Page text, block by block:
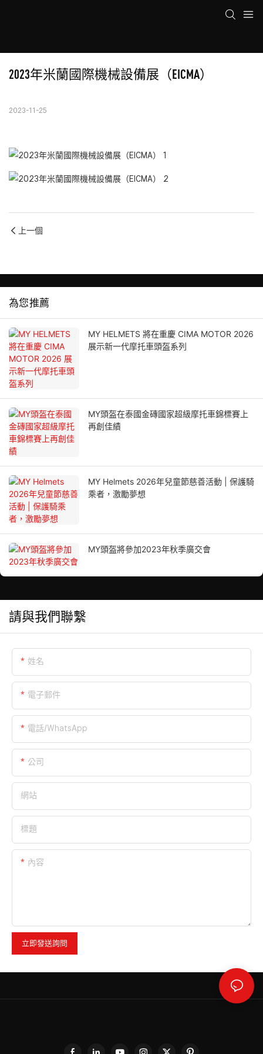
2023年米蘭國際機械設備展（EICMA）
2023-11-25
上一個
為您推薦
MY HELMETS 將在重慶 CIMA MOTOR 2026
展示新一代摩托車頭盔系列
MY頭盔在泰國金磚國家超級摩托車錦標賽上
再創佳績
MY Helmets 2026年兒童節慈善活動 | 保護騎
乘者，激勵夢想
MY頭盔將參加2023年秋季廣交會
請與我們聯繫
姓名
電子郵件
電話/WhatsApp
公司
網站
標題
內容
立即發送詢問